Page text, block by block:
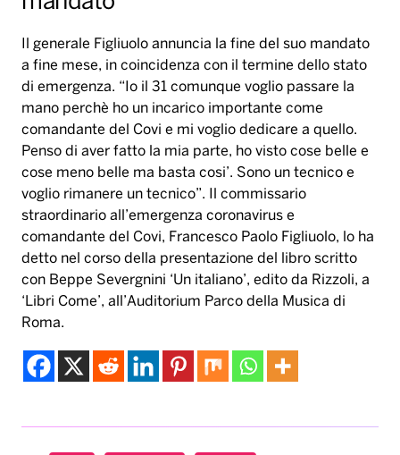
Il generale Figliuolo annuncia la fine del suo mandato
a fine mese, in coincidenza con il termine dello stato
di emergenza. “Io il 31 comunque voglio passare la
mano perchè ho un incarico importante come
comandante del Covi e mi voglio dedicare a quello.
Penso di aver fatto la mia parte, ho visto cose belle e
cose meno belle ma basta cosi’. Sono un tecnico e
voglio rimanere un tecnico”. Il commissario
straordinario all’emergenza coronavirus e
comandante del Covi, Francesco Paolo Figliuolo, lo ha
detto nel corso della presentazione del libro scritto
con Beppe Severgnini ‘Un italiano’, edito da Rizzoli, a
‘Libri Come’, all’Auditorium Parco della Musica di
Roma.